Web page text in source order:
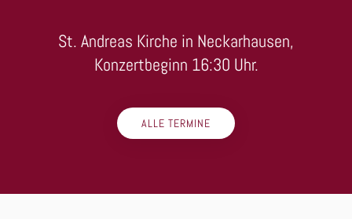
St. Andreas Kirche in Neckarhausen,
Konzertbeginn 16:30 Uhr.
ALLE TERMINE